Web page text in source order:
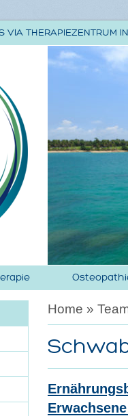
VIA THERAPIEZENTRUM
Home »